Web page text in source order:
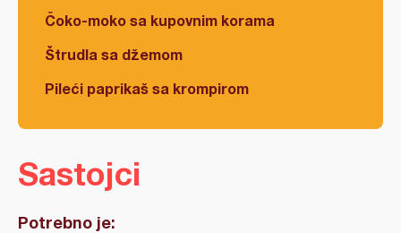
Čoko-moko sa kupovnim korama
Štrudla sa džemom
Pileći paprikaš sa krompirom
Sastojci
Potrebno je: